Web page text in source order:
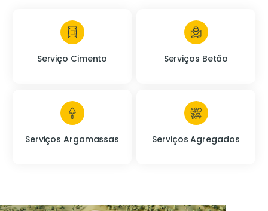
Serviço Cimento Serviços Betão
Serviços Argamassas Serviços Agregados